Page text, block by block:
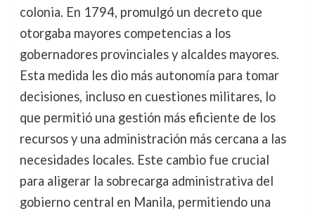
colonia. En 1794, promulgó un decreto que
otorgaba mayores competencias a los
gobernadores provinciales y alcaldes mayores.
Esta medida les dio más autonomía para tomar
decisiones, incluso en cuestiones militares, lo
que permitió una gestión más eficiente de los
recursos y una administración más cercana a las
necesidades locales. Este cambio fue crucial
para aligerar la sobrecarga administrativa del
gobierno central en Manila, permitiendo una